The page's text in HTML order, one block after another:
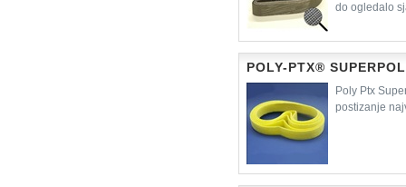
do ogledalo
POLY-PTX®
Poly Ptx
postizanje